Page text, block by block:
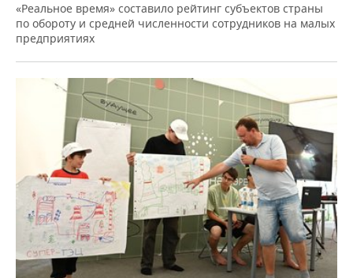
«Реальное время» составило рейтинг субъектов страны
по обороту и средней численности сотрудников на малых
предприятиях